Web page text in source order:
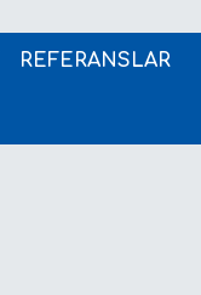
REFERANSLAR